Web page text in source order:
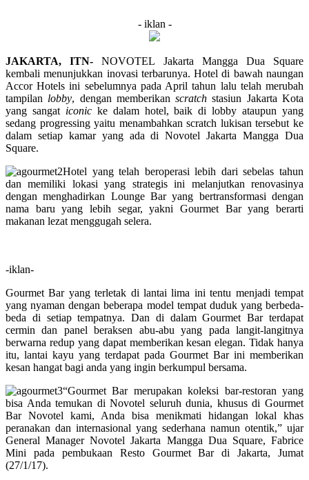
- iklan -
JAKARTA, ITN-NOVOTEL Jakarta Mangga Dua Square
kembali menunjukkan inovasi terbarunya. Hotel di bawah naungan
Accor Hotels ini sebelumnya pada April tahun lalu telah merubah
tampilan lobby, dengan memberikanscratch stasiun Jakarta Kota
yang sangat iconicke dalam hotel, baik di lobby ataupun yang
sedang progressing yaitu menambahkan scratch lukisan tersebut ke
dalam setiap kamar yang ada di Novotel Jakarta Mangga Dua
Square.
Hotel yang telah beroperasi lebih dari sebelas tahun
dan memiliki lokasi yang strategis ini melanjutkan renovasinya
dengan menghadirkan Lounge Bar yang bertransformasi dengan
nama baru yang lebih segar, yakni Gourmet Bar yang berarti
makanan lezat menggugah selera.
-iklan-
Gourmet Bar yang terletak di lantai lima ini tentu menjadi tempat
yang nyaman dengan beberapa model tempat duduk yang berbeda-
beda di setiap tempatnya. Dan di dalam Gourmet Bar terdapat
cermin dan panel beraksen abu-abu yang pada langit-langitnya
berwarna redup yang dapat memberikan kesan elegan. Tidak hanya
itu, lantai kayu yang terdapat pada Gourmet Bar ini memberikan
kesan hangat bagi anda yang ingin berkumpul bersama.
“Gourmet Bar merupakan koleksi bar-restoran yang
bisa Anda temukan di Novotel seluruh dunia, khusus di Gourmet
Bar Novotel kami, Anda bisa menikmati hidangan lokal khas
peranakan dan internasional yang sederhana namun otentik,” ujar
General Manager Novotel Jakarta Mangga Dua Square, Fabrice
Mini pada pembukaan Resto Gourmet Bar di Jakarta, Jumat
(27/1/17).